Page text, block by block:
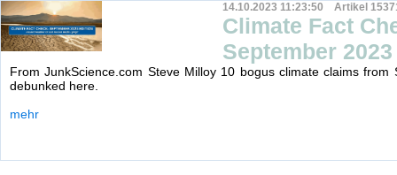
14.10.2023 11:23:50 Artikel
Climate Fact
September 2023
From JunkScience.com Steve Milloy 10 bogus climate claims from
debunked here.
mehr